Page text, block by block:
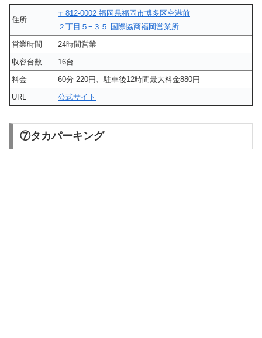
住所
〒812-0002 福岡県福岡市博多区空港前
２丁目５−３５ 国際協商福岡営業所
営業時間
24時間営業
収容台数
16台
料金
60分 220円、駐車後12時間最大料金880円
URL
公式サイト
⑦タカパーキング